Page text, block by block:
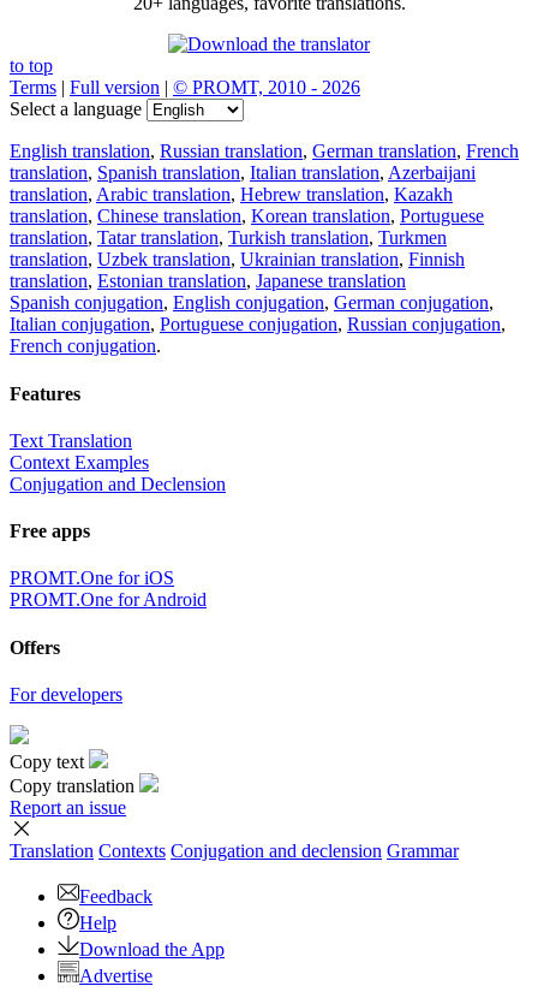
to top
Terms | Full version | © PROMT, 2010 - 2026
Select a language
English translation, Russian translation, German translation, French
translation, Spanish translation, Italian translation, Azerbaijani
translation, Arabic translation, Hebrew translation, Kazakh
translation, Chinese translation, Korean translation, Portuguese
translation, Tatar translation, Turkish translation, Turkmen
translation, Uzbek translation, Ukrainian translation, Finnish
translation, Estonian translation, Japanese translation
Spanish conjugation, English conjugation, German conjugation,
Italian conjugation, Portuguese conjugation, Russian conjugation,
French conjugation.
Features
Text Translation
Context Examples
Conjugation and Declension
Free apps
PROMT.One for iOS
PROMT.One for Android
Offers
For developers
Copy text
Copy translation
Report an issue
Translation Contexts Conjugation and declension Grammar
Feedback
Help
Download the App
Advertise